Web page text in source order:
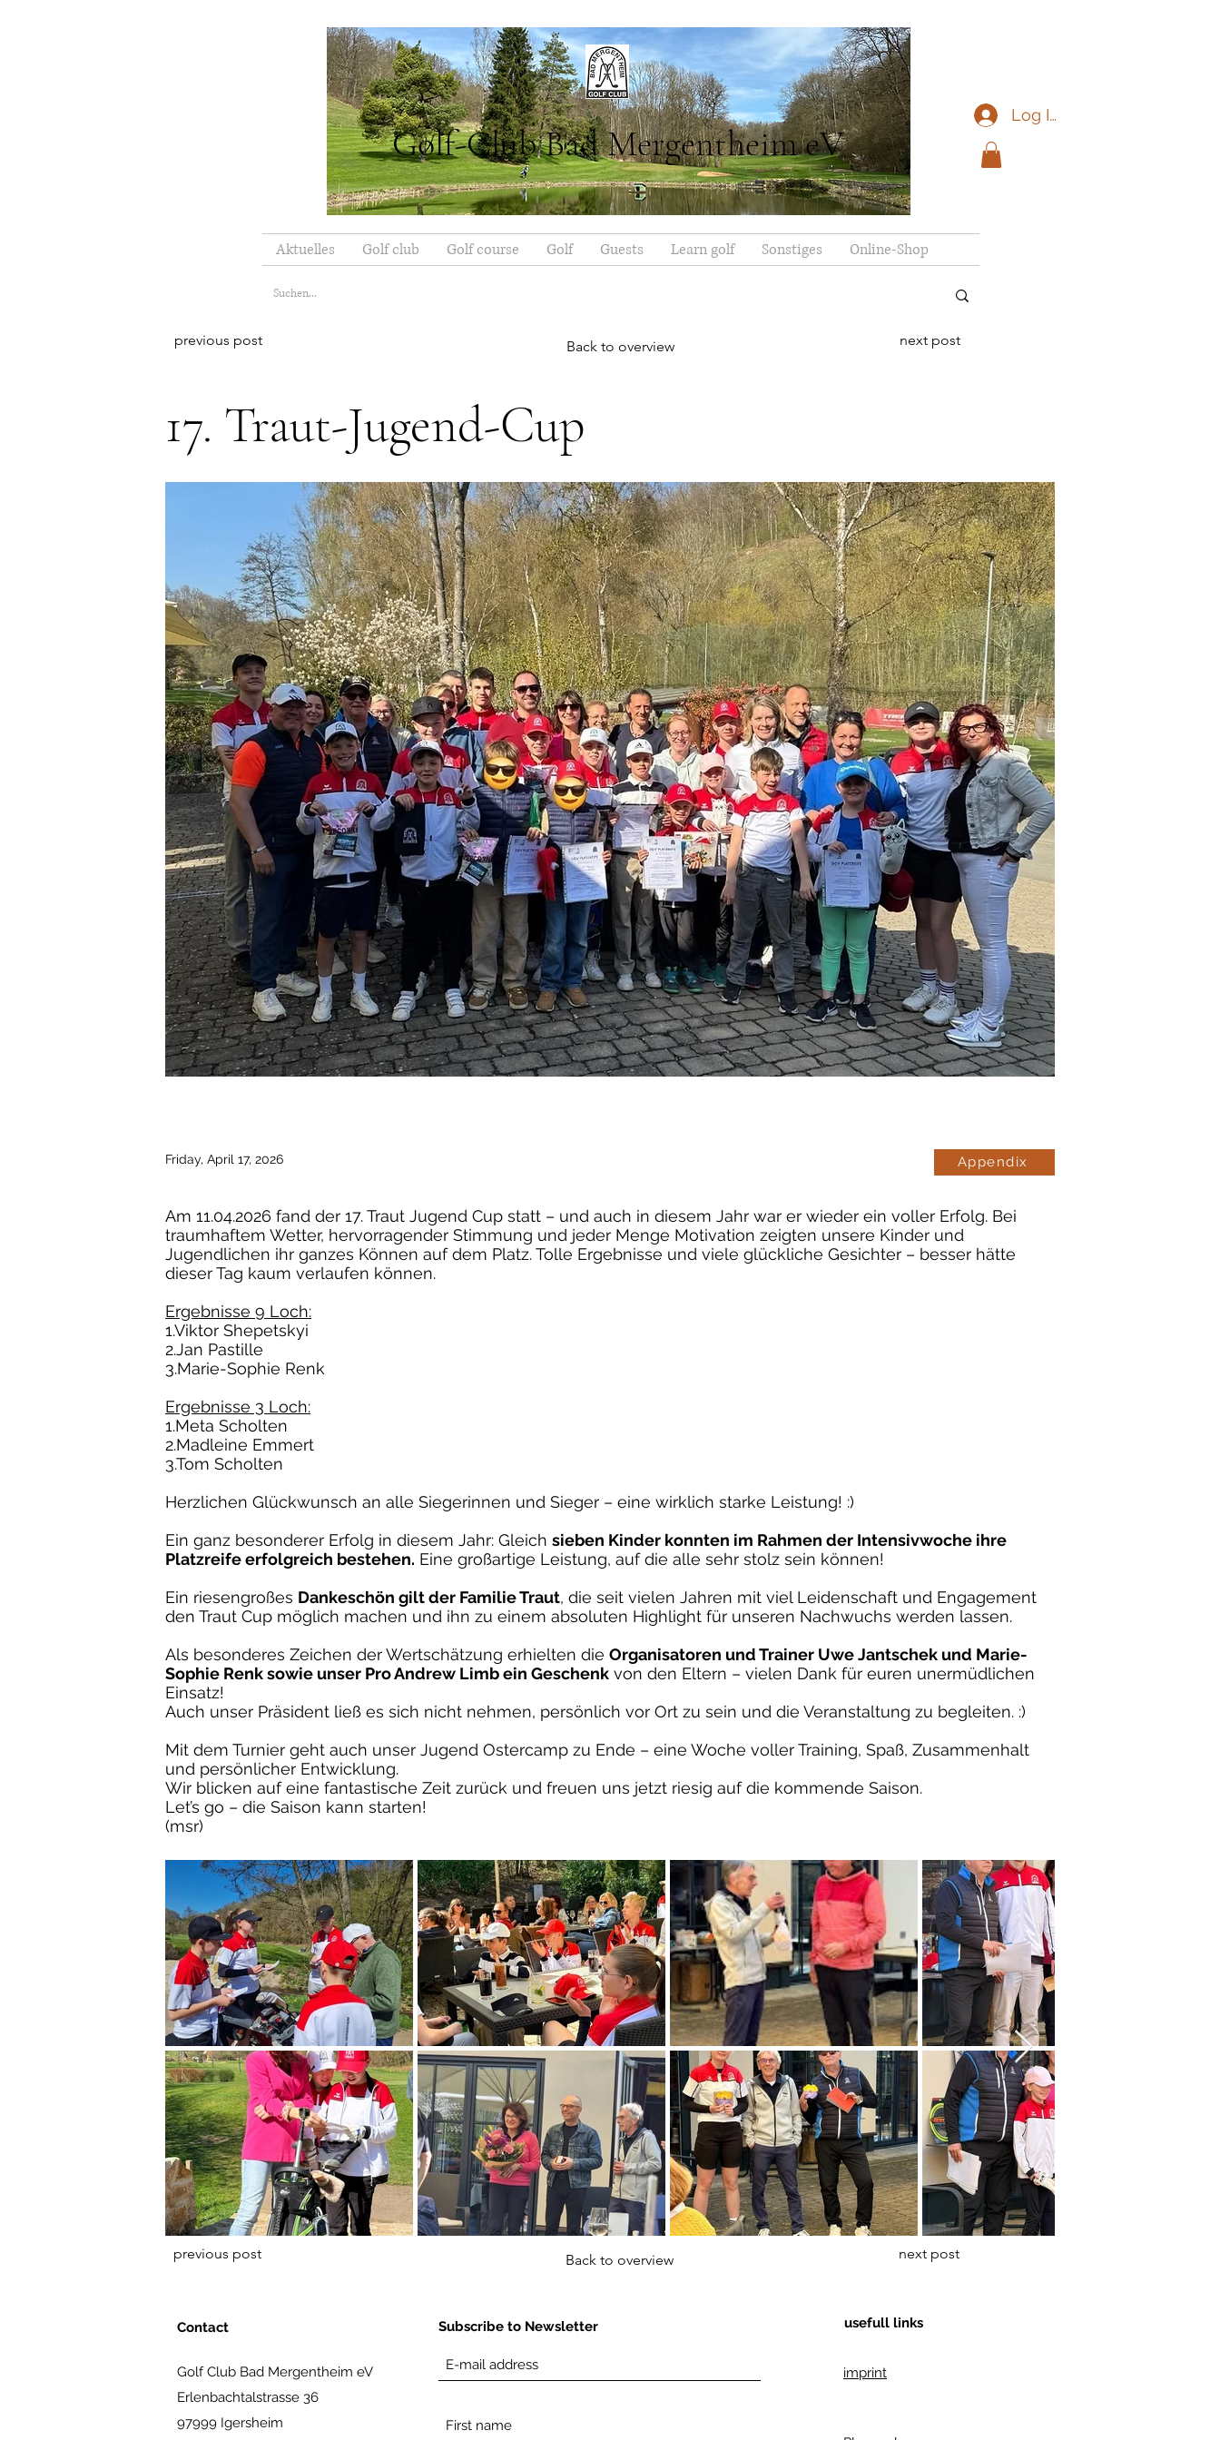
Golf-Club Bad Mergentheim eV
Log In
Aktuelles Golf club Golf course Golf Guests Learn golf Sonstiges Online-Shop
previous post Back to overview next post
17. Traut-Jugend-Cup
Friday, April 17, 2026 Appendix
Am 11.04.2026 fand der 17. Traut Jugend Cup statt – und auch in diesem Jahr war er wieder ein voller Erfolg. Bei
traumhaftem Wetter, hervorragender Stimmung und jeder Menge Motivation zeigten unsere Kinder und
Jugendlichen ihr ganzes Können auf dem Platz. Tolle Ergebnisse und viele glückliche Gesichter – besser hätte
dieser Tag kaum verlaufen können.
Ergebnisse 9 Loch:
1.Viktor Shepetskyi
2.Jan Pastille
3.Marie-Sophie Renk
Ergebnisse 3 Loch:
1.Meta Scholten
2.Madleine Emmert
3.Tom Scholten
Herzlichen Glückwunsch an alle Siegerinnen und Sieger – eine wirklich starke Leistung! :)
Ein ganz besonderer Erfolg in diesem Jahr: Gleich sieben Kinder konnten im Rahmen der Intensivwoche ihre
Platzreife erfolgreich bestehen. Eine großartige Leistung, auf die alle sehr stolz sein können!
Ein riesengroßes Dankeschön gilt der Familie Traut, die seit vielen Jahren mit viel Leidenschaft und Engagement
den Traut Cup möglich machen und ihn zu einem absoluten Highlight für unseren Nachwuchs werden lassen.
Als besonderes Zeichen der Wertschätzung erhielten die Organisatoren und Trainer Uwe Jantschek und Marie-
Sophie Renk sowie unser Pro Andrew Limb ein Geschenk von den Eltern – vielen Dank für euren unermüdlichen
Einsatz!
Auch unser Präsident ließ es sich nicht nehmen, persönlich vor Ort zu sein und die Veranstaltung zu begleiten. :)
Mit dem Turnier geht auch unser Jugend Ostercamp zu Ende – eine Woche voller Training, Spaß, Zusammenhalt
und persönlicher Entwicklung.
Wir blicken auf eine fantastische Zeit zurück und freuen uns jetzt riesig auf die kommende Saison.
Let’s go – die Saison kann starten!
(msr)
previous post Back to overview next post
Contact
Golf Club Bad Mergentheim eV
Erlenbachtalstrasse 36
97999 Igersheim
Subscribe to Newsletter usefull links
imprint